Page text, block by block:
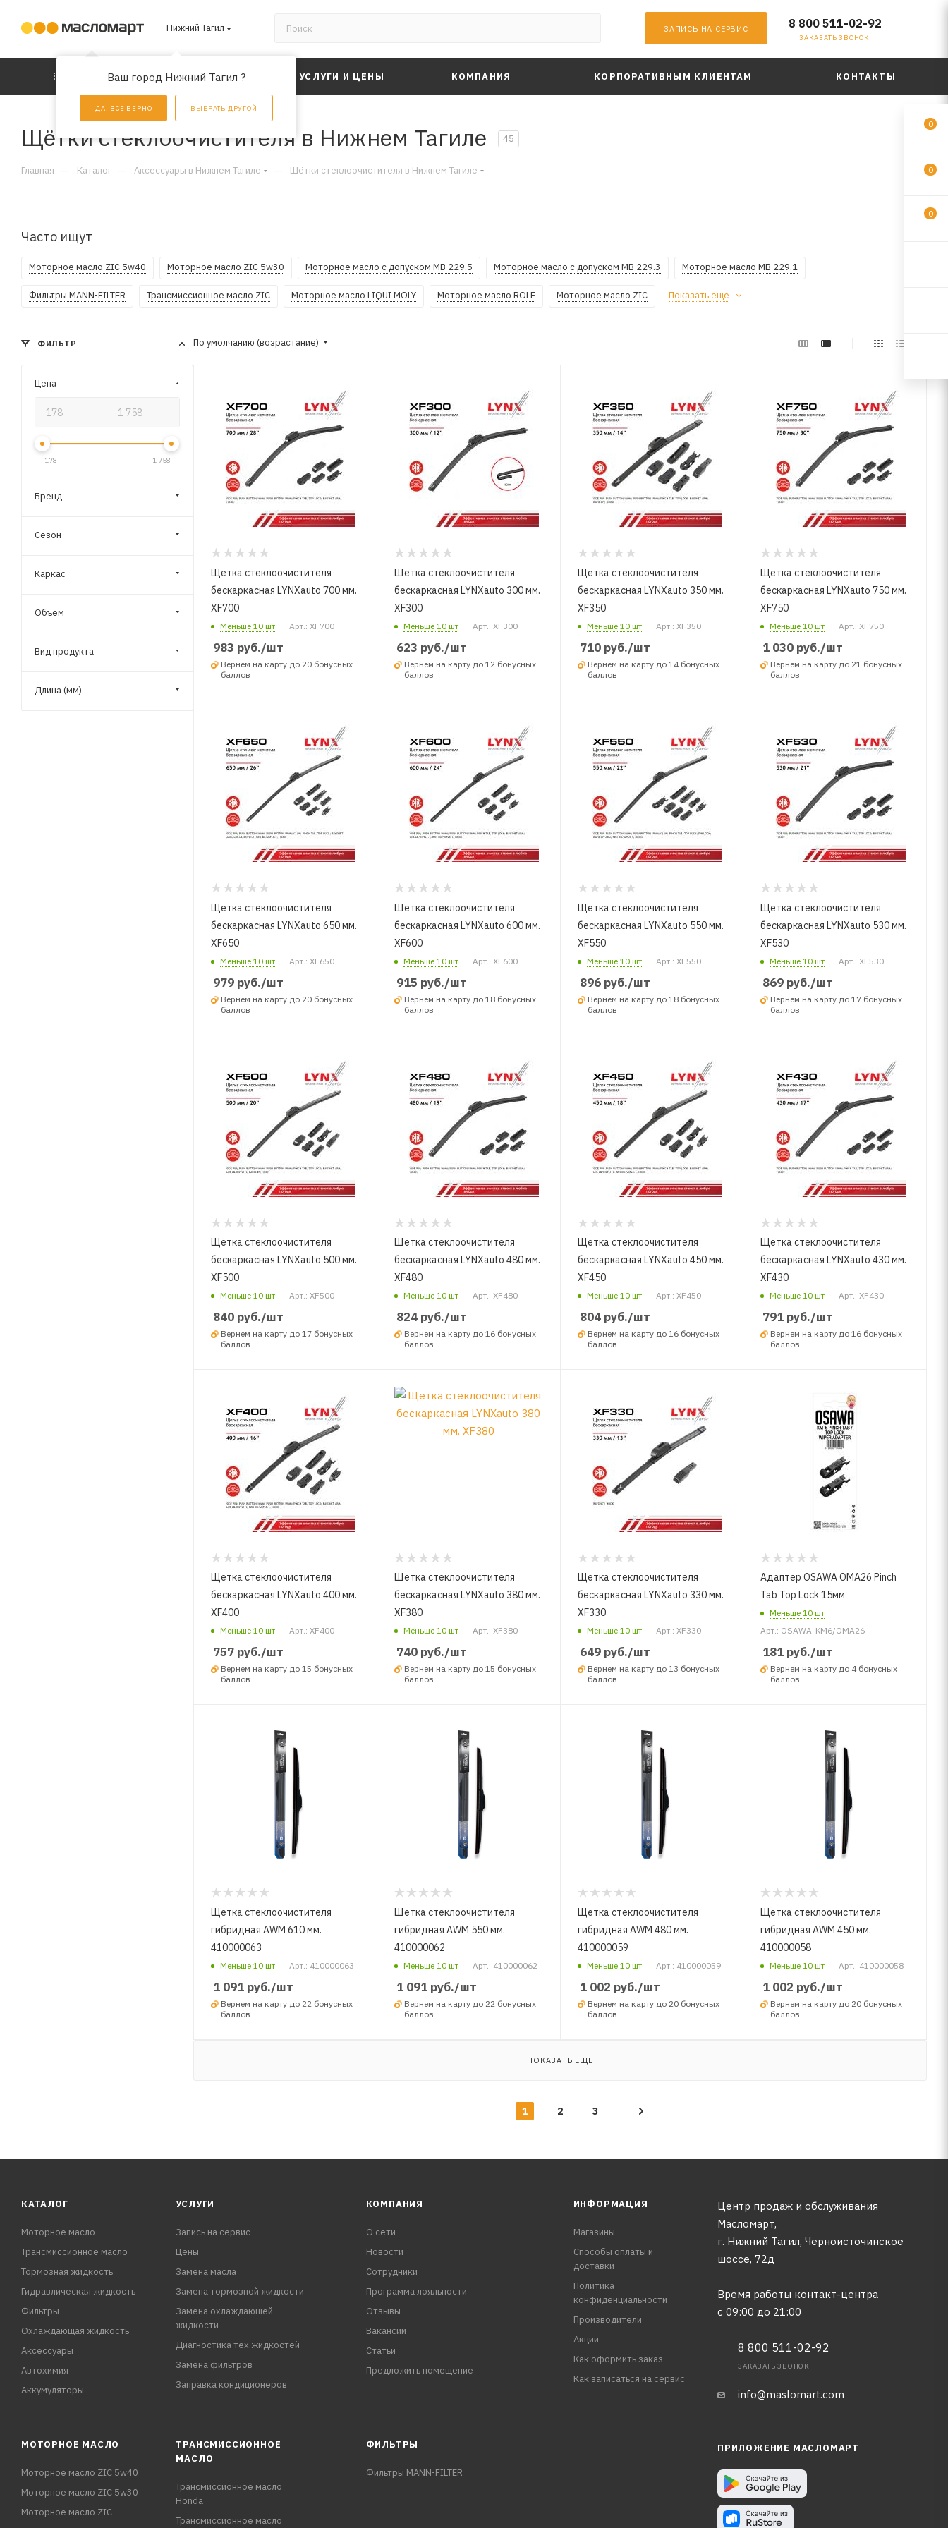
Нижний Тагил
Ваш город Нижний Тагил ?
ДА, ВСЕ ВЕРНО ВЫБРАТЬ ДРУГОЙ
ЗАПИСЬ НА СЕРВИС 8 800 511-02-92
ЗАКАЗАТЬ ЗВОНОК
КАТАЛОГ АКЦИИ УСЛУГИ И ЦЕНЫ КОМПАНИЯ КОРПОРАТИВНЫМ КЛИЕНТАМ КОНТАКТЫ
Щётки стеклоочистителя в Нижнем Тагиле 45
Главная — Каталог — Аксессуары в Нижнем Тагиле — Щётки стеклоочистителя в Нижнем Тагиле
Часто ищут
Моторное масло ZIC 5w40 Моторное масло ZIC 5w30 Моторное масло с допуском MB 229.5 Моторное масло с допуском MB 229.3 Моторное масло MB 229.1
Фильтры MANN-FILTER Трансмиссионное масло ZIC Моторное масло LIQUI MOLY Моторное масло ROLF Моторное масло ZIC Показать еще
По умолчанию (возрастание)
Щетка стеклоочистителя
бескаркасная LYNXauto 700 мм.
XF700
Меньше 10 шт Арт.: XF700
983 руб./шт
Вернем на карту до 20 бонусных
баллов
Щетка стеклоочистителя
бескаркасная LYNXauto 300 мм.
XF300
Меньше 10 шт Арт.: XF300
623 руб./шт
Вернем на карту до 12 бонусных
баллов
Щетка стеклоочистителя
бескаркасная LYNXauto 350 мм.
XF350
Меньше 10 шт Арт.: XF350
710руб./шт
Вернем на карту до 14 бонусных
баллов
Щетка стеклоочистителя
бескаркасная LYNXauto 750 мм.
XF750
Меньше 10 шт Арт.: XF750
1 030 руб./шт
Вернем на карту до 21 бонусных
баллов
Щетка стеклоочистителя
бескаркасная LYNXauto 650 мм.
XF650
Меньше 10 шт Арт.: XF650
979 руб./шт
Вернем на карту до 20 бонусных
баллов
Щетка стеклоочистителя
бескаркасная LYNXauto 600 мм.
XF600
Меньше 10 шт Арт.: XF600
915 руб./шт
Вернем на карту до 18 бонусных
баллов
Щетка стеклоочистителя
бескаркасная LYNXauto 550 мм.
XF550
Меньше 10 шт Арт.: XF550
896руб./шт
Вернем на карту до 18 бонусных
баллов
Щетка стеклоочистителя
бескаркасная LYNXauto 530 мм.
XF530
Меньше 10 шт Арт.: XF530
869 руб./шт
Вернем на карту до 17 бонусных
баллов
Щетка стеклоочистителя
бескаркасная LYNXauto 500 мм.
XF500
Меньше 10 шт Арт.: XF500
840 руб./шт
Вернем на карту до 17 бонусных
баллов
Щетка стеклоочистителя
бескаркасная LYNXauto 480 мм.
XF480
Меньше 10 шт Арт.: XF480
824руб./шт
Вернем на карту до 16 бонусных
баллов
Щетка стеклоочистителя
бескаркасная LYNXauto 450 мм.
XF450
Меньше 10 шт Арт.: XF450
804руб./шт
Вернем на карту до 16 бонусных
баллов
Щетка стеклоочистителя
бескаркасная LYNXauto 430 мм.
XF430
Меньше 10 шт Арт.: XF430
791 руб./шт
Вернем на карту до 16 бонусных
баллов
Щетка стеклоочистителя
бескаркасная LYNXauto 400 мм.
XF400
Меньше 10 шт Арт.: XF400
757 руб./шт
Вернем на карту до 15 бонусных
баллов
Щетка стеклоочистителя
бескаркасная LYNXauto 380 мм.
XF380
Меньше 10 шт Арт.: XF380
740руб./шт
Вернем на карту до 15 бонусных
баллов
Щетка стеклоочистителя
бескаркасная LYNXauto 330 мм.
XF330
Меньше 10 шт Арт.: XF330
649руб./шт
Вернем на карту до 13 бонусных
баллов
Адаптер OSAWA OMA26 Pinch
Tab Top Lock 15мм
Меньше 10 шт
Арт.: OSAWA-KM6/OMA26
181 руб./шт
Вернем на карту до 4 бонусных
баллов
Щетка стеклоочистителя
гибридная AWM 610 мм.
410000063
Меньше 10 шт Арт.: 410000063
1 091 руб./шт
Вернем на карту до 22 бонусных
баллов
Щетка стеклоочистителя
гибридная AWM 550 мм.
410000062
Меньше 10 шт Арт.: 410000062
1 091руб./шт
Вернем на карту до 22 бонусных
баллов
Щетка стеклоочистителя
гибридная AWM 480 мм.
410000059
Меньше 10 шт Арт.: 410000059
1 002 руб./шт
Вернем на карту до 20 бонусных
баллов
Щетка стеклоочистителя
гибридная AWM 450 мм.
410000058
Меньше 10 шт Арт.: 410000058
1 002 руб./шт
Вернем на карту до 20 бонусных
баллов
ПОКАЗАТЬ ЕЩЕ
1 2 3
ФИЛЬТР
Цена
178 1 758
Бренд
Сезон
Каркас
Объем
Вид продукта
Длина (мм)
КАТАЛОГ
Моторное масло
Трансмиссионное масло
Тормозная жидкость
Гидравлическая жидкость
Фильтры
Охлаждающая жидкость
Аксессуары
Автохимия
Аккумуляторы
УСЛУГИ
Запись на сервис
Цены
Замена масла
Замена тормозной жидкости
Замена охлаждающей
жидкости
Диагностика тех.жидкостей
Замена фильтров
Заправка кондиционеров
КОМПАНИЯ
О сети
Новости
Сотрудники
Программа лояльности
Отзывы
Вакансии
Статьи
Предложить помещение
ИНФОРМАЦИЯ
Магазины
Способы оплаты и
доставки
Политика
конфиденциальности
Производители
Акции
Как оформить заказ
Как записаться на сервис
Центр продаж и обслуживания
Масломарт,
г. Нижний Тагил, Черноисточинское
шоссе, 72д
Время работы контакт-центра
с 09:00 до 21:00
8 800 511-02-92
ЗАКАЗАТЬ ЗВОНОК
info@maslomart.com
МОТОРНОЕ МАСЛО
Моторное масло ZIC 5w40
Моторное масло ZIC 5w30
Моторное масло ZIC
ТРАНСМИССИОННОЕ
МАСЛО
Трансмиссионное масло
Honda
Трансмиссионное масло
ФИЛЬТРЫ
Фильтры MANN-FILTER
ПРИЛОЖЕНИЕ МАСЛОМАРТ
0
0
0